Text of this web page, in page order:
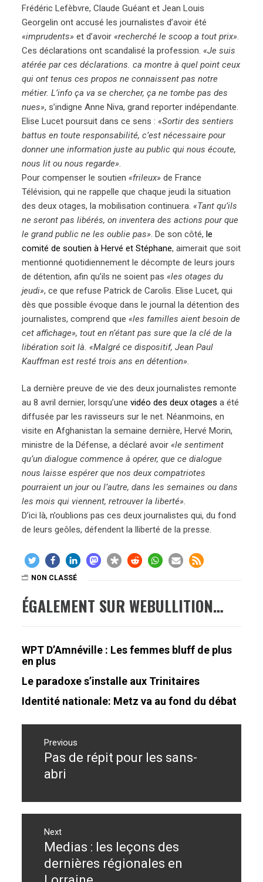
Frédéric Lefèbvre, Claude Guéant et Jean Louis
Georgelin ont accusé les journalistes d’avoir été
«imprudents» et d’avoir«recherché le scoop a tout prix»
Ces déclarations ont scandalisé la profession.«Je suis
atérée par ces déclarations. ca montre à quel point ceux
qui ont tenus ces propos ne connaissent pas notre
métier. L’info ça va se chercher, ça ne tombe pas des
nues», s’indigne Anne Niva, grand reporter indépendante.
Elise Lucet poursuit dans ce sens : «Sortir des sentiers
battus en toute responsabilité, c’est nécessaire pour
donner une information juste au public qui nous écoute,
nous lit ou nous regarde»
Pour compenser le soutien«frileux» de France
Télévision, qui ne rappelle que chaque jeudi la situation
des deux otages, la mobilisation continuera.«Tant qu’ils
ne seront pas libérés, on inventera des actions pour que
le grand public ne les oublie pas» . De son côté,le
comité de soutien à Hervé et Stéphane, aimerait que soit
mentionné quotidiennement le décompte de leurs jours
de détention, afin qu’ils ne soient pas«les otages du
jeudi», ce que refuse Patrick de Carolis. Elise Lucet, qui
dès que possible évoque dans le journal la détention des
journalistes, comprend que «les familles aient besoin de
cet affichage», tout en n’étant pas sure que la clé de la
libération soit là. «Malgré ce dispositif, Jean Paul
Kauffman est resté trois ans en détention»
La dernière preuve de vie des deux journalistes remonte
au 8 avril dernier, lorsqu’une vidéo des deux otages a été
diffusée par les ravisseurs sur le net. Néanmoins, en
visite en Afghanistan la semaine dernière, Hervé Morin,
ministre de la Défense, a déclaré avoir«le sentiment
qu’un dialogue commence à opérer, que ce dialogue
nous laisse espérer que nos deux compatriotes
pourraient un jour ou l’autre, dans les semaines ou dans
les mois qui viennent, retrouver la liberté».
D’ici là, n’oublions pas ces deux journalistes qui, du fond
de leurs geôles, défendent la lliberté de la presse.
NON CLASSÉ
ÉGALEMENT SUR WEBULLITION…
WPT D’Amnéville : Les femmes bluff de plus
en plus
Le paradoxe s’installe aux Trinitaires
Identité nationale: Metz va au fond du débat
Navigation
l’article
Previous
Previous
post:
Pas de répit pour les sans-
abri
Next
Next
post:
Medias : les leçons des
dernières régionales en